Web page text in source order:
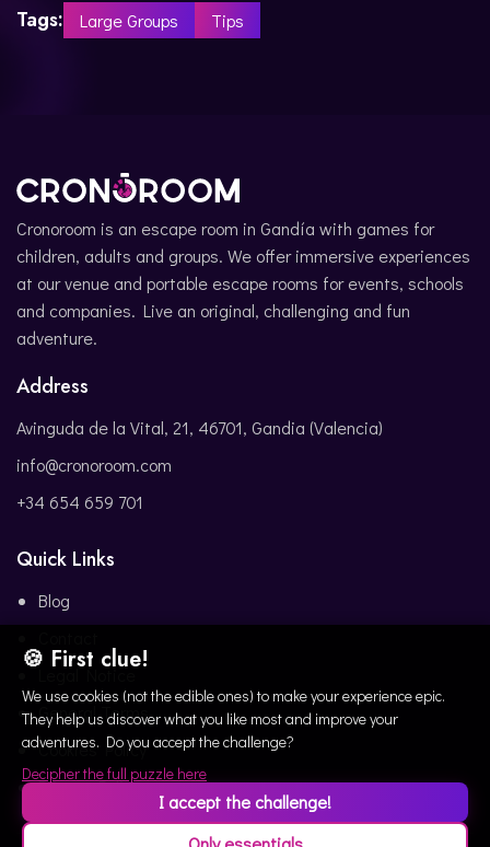
Tags: Large Groups Tips
Cronoroom is an escape room in Gandía with games for
children, adults and groups. We offer immersive experiences
at our venue and portable escape rooms for events, schools
and companies. Live an original, challenging and fun
adventure.
Address
Avinguda de la Vital, 21, 46701, Gandia (Valencia)
info@cronoroom.com
+34 654 659 701
Quick Links
Blog
General Terms
Cookies Policy
Privacy Policy
🍪 First clue!
We use cookies (not the edible ones) to make your experience epic.
They help us discover what you like most and improve your
adventures. Do you accept the challenge?
Decipher the full puzzle here
I accept the challenge!